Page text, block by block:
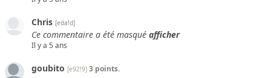
Chris [eda!d]
Ce commentaire a été masqué afficher
Il y a 5 ans
goubito [e92!9] 3 points.